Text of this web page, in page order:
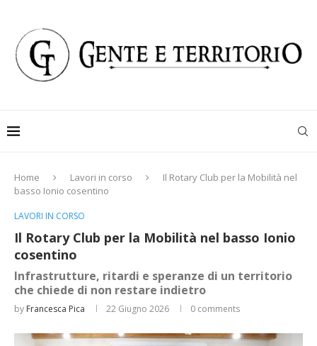
Home Lavori in corso
Il Rotary Club per la Mobilità nel
basso Ionio cosentino
LAVORI IN CORSO
Il Rotary Club per la Mobilità nel basso Ionio
cosentino
Infrastrutture, ritardi e speranze di un territorio
che chiede di non restare indietro
by Francesca Pica 22 Giugno 2026 0 comments